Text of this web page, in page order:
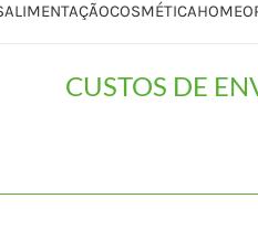
ALIMENTAÇÃOCOSMÉTICA
CUSTOS DE